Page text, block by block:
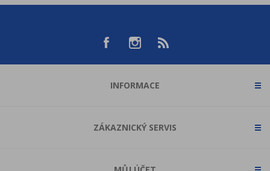
INFORMACE
ZÁKAZNICKÝ SERVIS